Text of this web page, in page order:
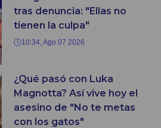
tras denuncia: "Ellas no
tienen la culpa"
10:34, Ago 07 2026
¿Qué pasó con Luka
Magnotta? Así vive hoy el
asesino de "No te metas
con los gatos"